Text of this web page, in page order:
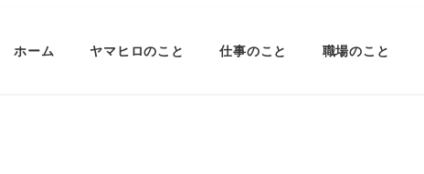
ホーム ヤマヒロのこと 仕事のこと 職場のこと